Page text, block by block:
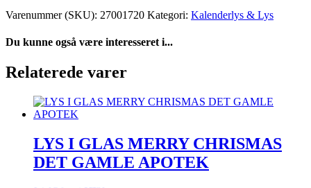
Varenummer (SKU): 27001720 Kategori: Kalenderlys & Lys
Du kunne også være interesseret i...
Relaterede varer
LYS I GLAS MERRY CHRISMAS
DET GAMLE APOTEK